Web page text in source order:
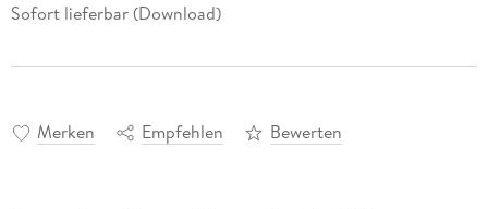
Sofort lieferbar (Download)
Merken Empfehlen Bewerten